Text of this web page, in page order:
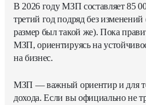
В 2026 году МЗП составляет 85
третий год подряд без
размер был такой же). Пока
МЗП, ориентируясь на
на бизнес.
МЗП — важный ориентир и для
дохода. Если вы официально не